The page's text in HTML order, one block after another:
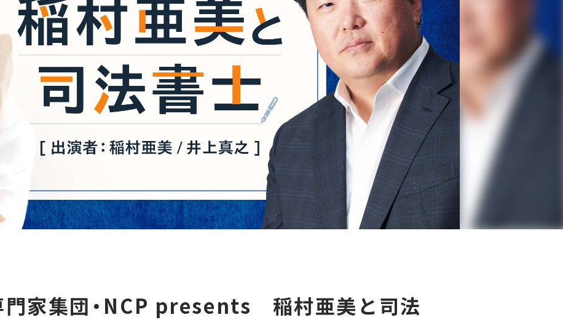
門家集団・NCP presents 稲村亜美と司法